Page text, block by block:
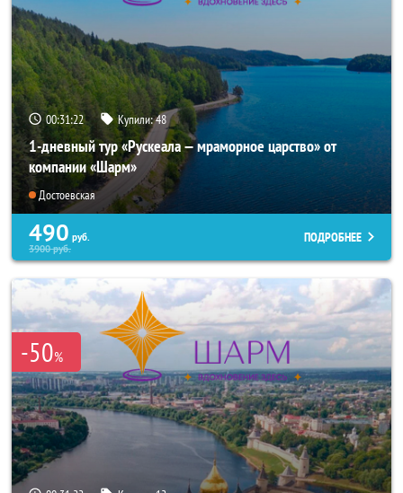
00:31:21 Купили:48
1-дневный тур «Рускеала — мраморное царство» от
компании «Шарм»
Достоевская
490 руб.
3900руб.
ПОДРОБНЕЕ
-50%